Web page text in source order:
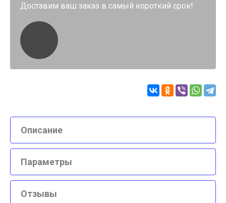
Доставим ваш заказ в самый короткий срок!
Описание
Параметры
Отзывы